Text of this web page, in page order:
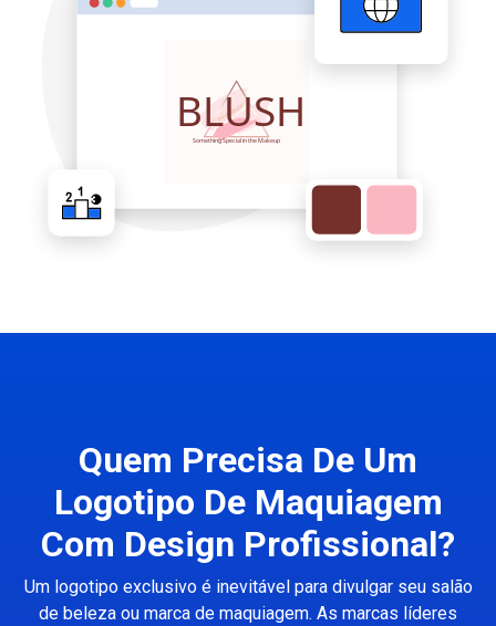
Quem Precisa De Um
Logotipo De Maquiagem
Com Design Profissional?
Um logotipo exclusivo é inevitável para divulgar seu salão
de beleza ou marca de maquiagem. As marcas líderes